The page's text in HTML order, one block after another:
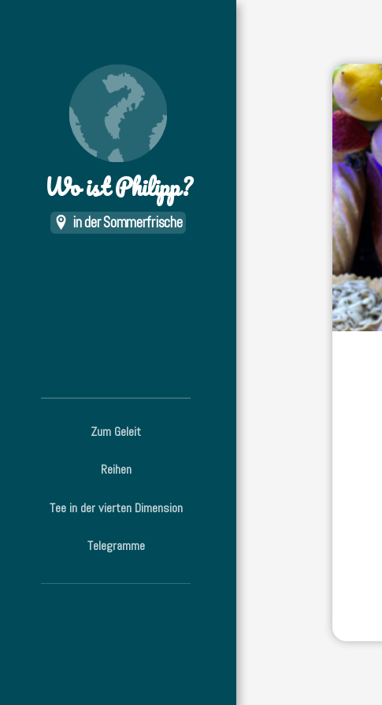
Wo ist Philipp?
in der Sommerfrische
Zum Geleit
Reihen
Tee in der vierten Dimension
Telegramme